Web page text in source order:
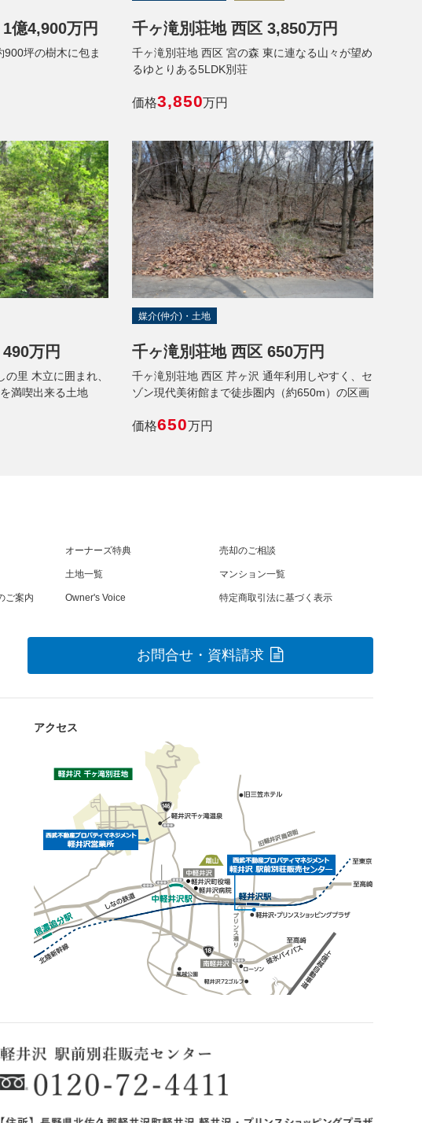
億4,900万円
900坪の樹木に包ま
千ヶ滝別荘地 西区 3,850万円
千ヶ滝別荘地 西区 宮の森 東に連なる山々が望め
るゆとりある5LDK別荘
価格3,850万円
万円
里 木立に囲まれ、
満喫出来る土地
媒介(仲介)・土地
千ヶ滝別荘地 西区 650万円
千ヶ滝別荘地 西区 芹ヶ沢 通年利用しやすく、セ
ゾン現代美術館まで徒歩圏内（約650m）の区画
価格650万円
オーナーズ特典 売却のご相談
土地一覧 マンション一覧
ご案内 Owner's Voice 特定商取引法に基づく表示
お問合せ・資料請求
アクセス